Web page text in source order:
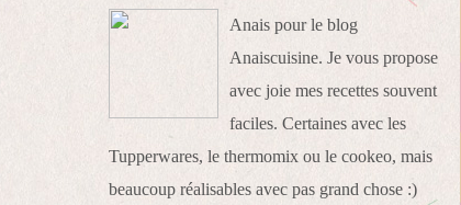
Anais pour le blog
Anaiscuisine. Je vous propose
avec joie mes recettes souvent
faciles. Certaines avec les
Tupperwares, le thermomix ou le cookeo, mais
beaucoup réalisables avec pas grand chose :)